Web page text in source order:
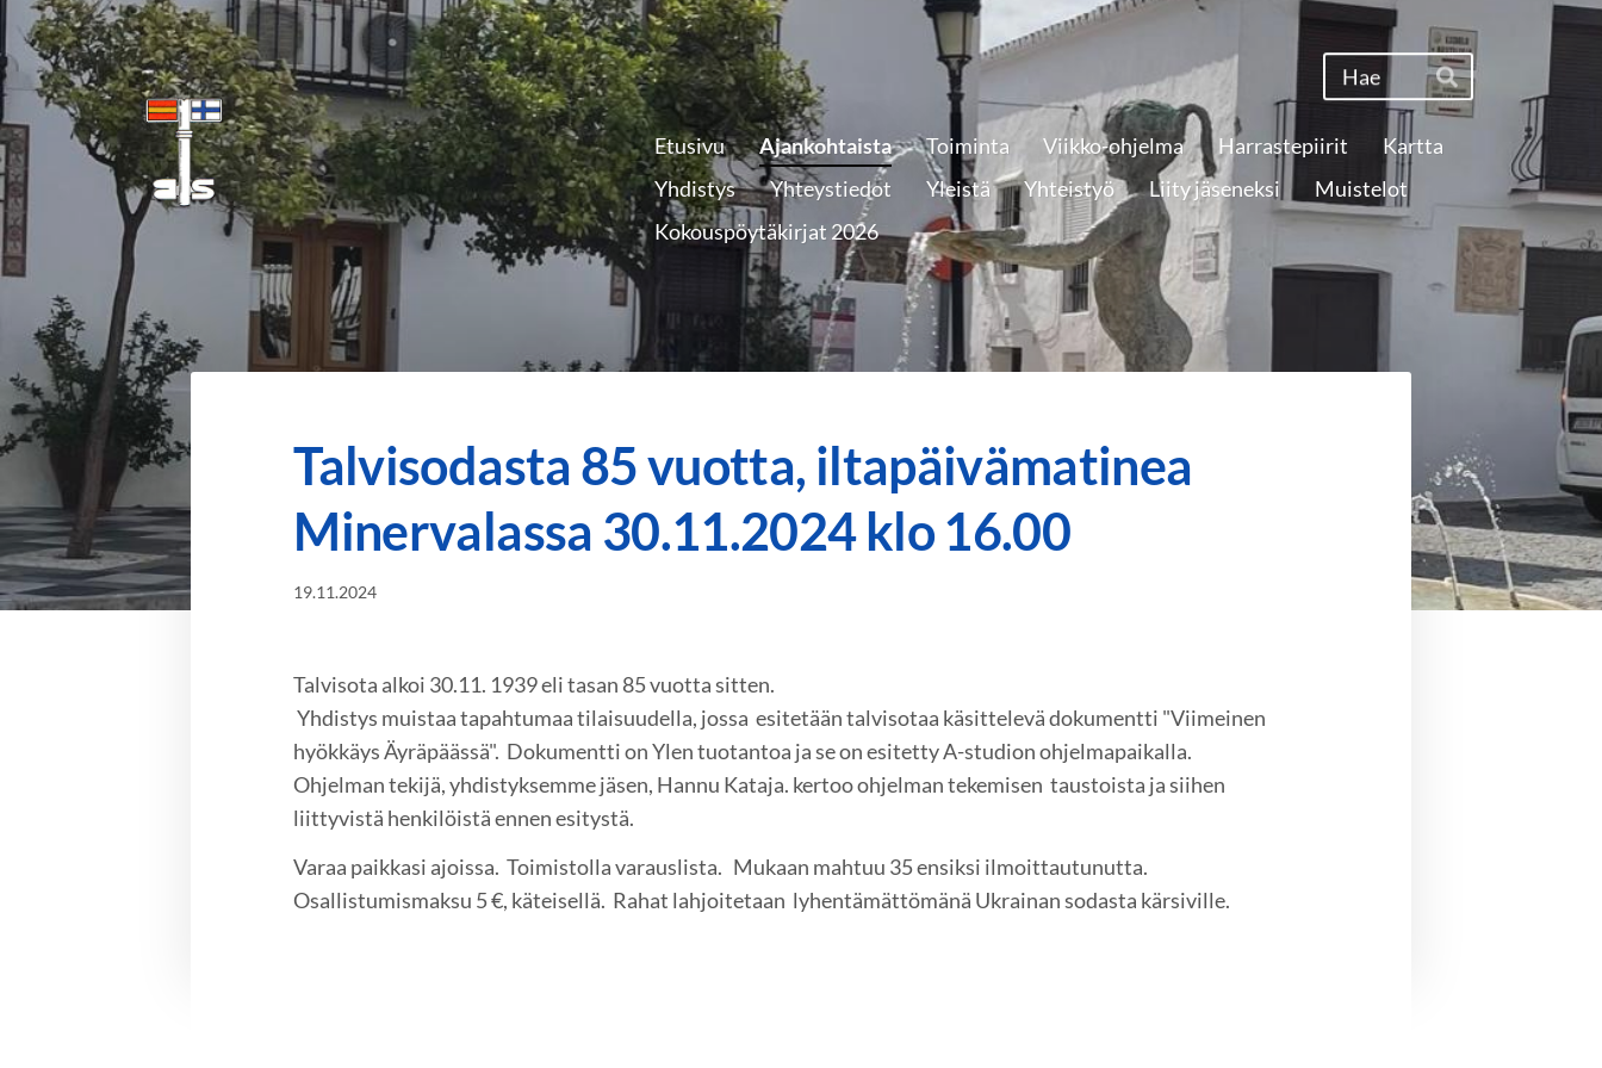
Siirry
sivun
sisältöön
Haku
Hae
Benalmadenan Suomalaiset ry
Etusivu Ajankohtaista Toiminta Viikko-ohjelma Harrastepiirit
Kartta
Yhdistys
Yhteystiedot Yleistä Yhteistyö Liity jäseneksi
Muistelot
Kokouspöytäkirjat 2026
Talvisodasta 85 vuotta, iltapäivämatinea
Minervalassa 30.11.2024 klo 16.00
19.11.2024
Talvisota alkoi 30.11. 1939 eli tasan 85 vuotta sitten.
Yhdistys muistaa tapahtumaa tilaisuudella, jossa esitetään talvisotaa käsittelevä dokumentti "Viimeinen
hyökkäys Äyräpäässä". Dokumentti on Ylen tuotantoa ja se on esitetty A-studion ohjelmapaikalla.
Ohjelman tekijä, yhdistyksemme jäsen, Hannu Kataja. kertoo ohjelman tekemisen taustoista ja siihen
liittyvistä henkilöistä ennen esitystä.
Varaa paikkasi ajoissa. Toimistolla varauslista. Mukaan mahtuu 35 ensiksi ilmoittautunutta.
Osallistumismaksu 5 €, käteisellä. Rahat lahjoitetaan lyhentämättömänä Ukrainan sodasta kärsiville.